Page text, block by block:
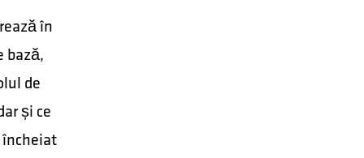
în
bază,
de
și ce